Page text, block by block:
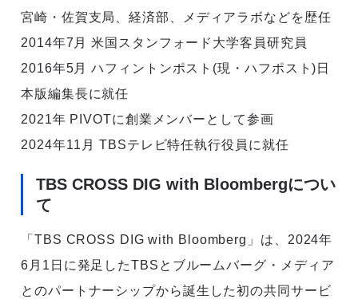
宮崎・佐賀支局、経済部、メディアラボなどを歴任
2014年7月 米国スタンフォード大学客員研究員
2016年5月 ハフィントンポスト(現・ハフポスト)日
本版編集長に就任
2021年 PIVOTに創業メンバーとして参画
2024年11月 TBSテレビ特任執行役員に就任
TBS CROSS DIG with Bloombergについ
て
「TBS CROSS DIG with Bloomberg」は、2024年
6月1日に発足したTBSとブルームバーグ・メディア
とのパートナーシップから誕生した初の共同サービ